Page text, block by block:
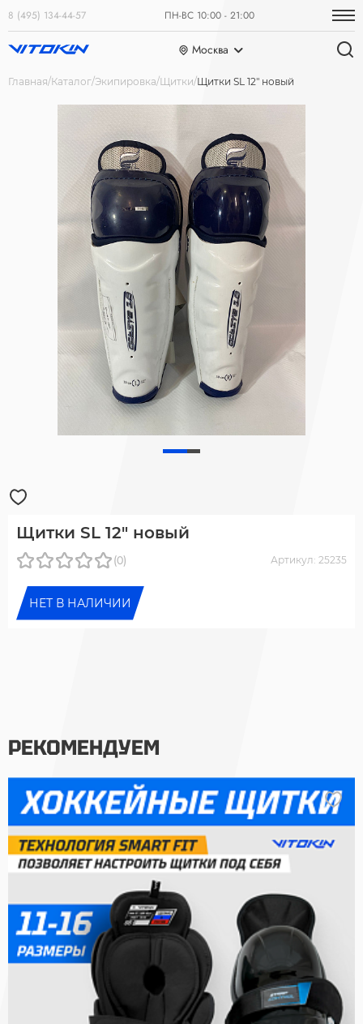
8 (495) 134-44-57 ПН-ВС 10:00 - 21:00
Москва
Главная Каталог Экипировка Щитки Щитки SL 12" новый
Щитки SL 12" новый
(0) Артикул: 25235
НЕТ В НАЛИЧИИ
РЕКОМЕНДУЕМ